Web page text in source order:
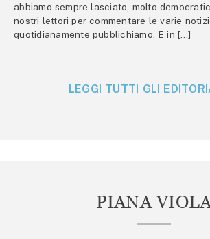
abbiamo sempre lasciato, molto
nostri lettori per commentare le varie
quotidianamente pubblichiamo. E in […]
LEGGI TUTTI GLI
PIANA